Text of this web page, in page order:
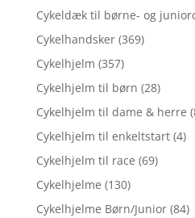
Cykeldæk til børne- og
Cykelhandsker (369)
Cykelhjelm (357)
Cykelhjelm til børn (28)
Cykelhjelm til dame & herre
Cykelhjelm til enkeltstart (4)
Cykelhjelm til race (69)
Cykelhjelme (130)
Cykelhjelme Børn/Junior (84)